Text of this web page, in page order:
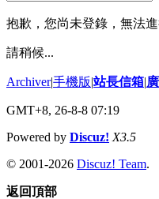
抱歉，您尚未登錄，無法
請稍候...
Archiver|手機版|站長信箱|
GMT+8, 26-8-8 07:19
Powered by Discuz! X3.5
© 2001-2026 Discuz! Team.
返回頂部